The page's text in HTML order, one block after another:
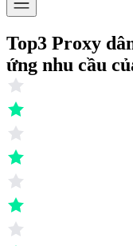
Top3 Proxy
ứng nhu cầu